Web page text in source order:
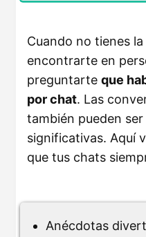
Cuando no tienes
encontrarte en
preguntarte que
por chat. Las
también pueden
significativas. Aquí
que tus chats
Anécdotas